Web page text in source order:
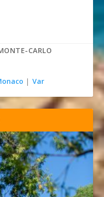
CARLO
| Var